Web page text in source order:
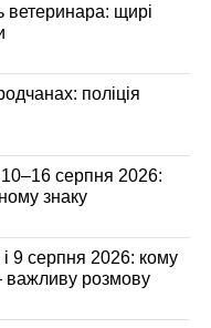
ветеринара: щирі
поліція
серпня 2026:
знаку
9 серпня 2026: кому
важливу розмову